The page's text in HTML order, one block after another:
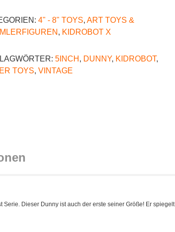
4" - 8" TOYS, ART TOYS &
, KIDROBOT X
5INCH , DUNNY, KIDROBOT,
TOYS, VINTAGE
Dieser Dunny ist auch der erste seiner Größe! Er spiegelt